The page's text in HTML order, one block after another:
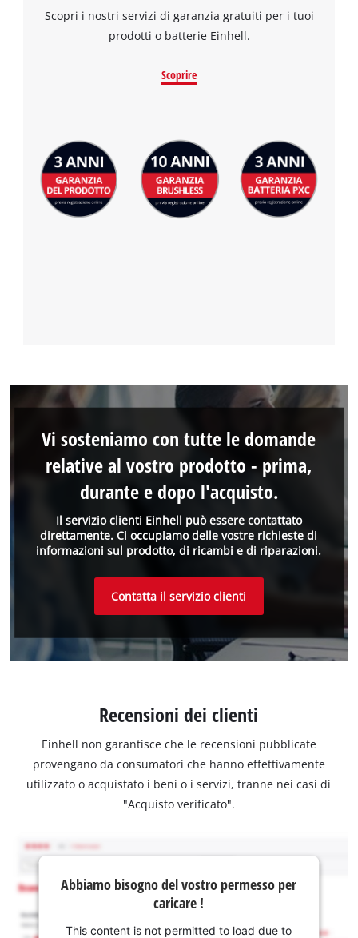
Scopri i nostri servizi di garanzia gratuiti per i tuoi
prodotti o batterie Einhell.
Scoprire
Il servizio clienti Einhell può essere contattato
direttamente. Ci occupiamo delle vostre richieste di
informazioni sul prodotto, di ricambi e di riparazioni.
Vi sosteniamo con tutte le domande
relative al vostro prodotto - prima,
durante e dopo l'acquisto.
Contatta il servizio clienti
Recensioni dei clienti
Einhell non garantisce che le recensioni pubblicate
provengano da consumatori che hanno effettivamente
utilizzato o acquistato i beni o i servizi, tranne nei casi di
"Acquisto verificato".
Abbiamo bisogno del vostro permesso per
caricare !
This content is not permitted to load due to